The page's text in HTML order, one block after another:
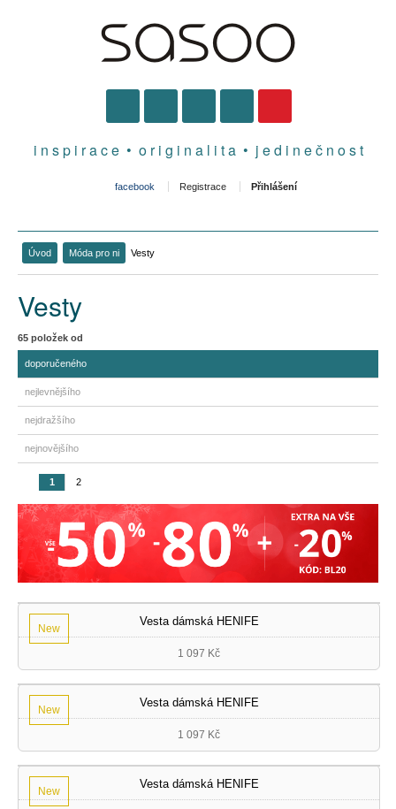
i n s p i r a c e • o r i g i n a l i t a • j e d i n e č n o s t
facebook Registrace Přihlášení
Úvod Móda pro ni Vesty
Vesty
65 položek od
doporučeného
nejlevnějšího
nejdražšího
nejnovějšího
1 2
New
Vesta dámská HENIFE
1 097 Kč
New
Vesta dámská HENIFE
1 097 Kč
New
Vesta dámská HENIFE